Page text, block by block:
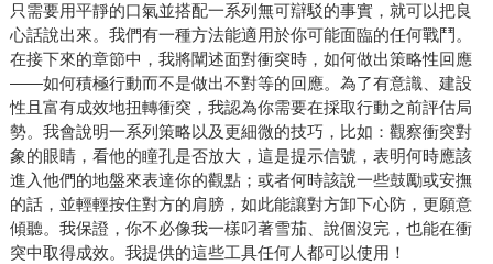
只需要用平靜的口氣並搭配一系列無可辯駁的事實，就可以把良
心話說出來。我們有一種方法能適用於你可能面臨的任何戰鬥。
在接下來的章節中，我將闡述面對衝突時，如何做出策略性回應
——如何積極行動而不是做出不對等的回應。為了有意識、建設
性且富有成效地扭轉衝突，我認為你需要在採取行動之前評估局
勢。我會說明一系列策略以及更細微的技巧，比如：觀察衝突對
象的眼睛，看他的瞳孔是否放大，這是提示信號，表明何時應該
進入他們的地盤來表達你的觀點；或者何時該說一些鼓勵或安撫
的話，並輕輕按住對方的肩膀，如此能讓對方卸下心防，更願意
傾聽。我保證，你不必像我一樣叼著雪茄、說個沒完，也能在衝
突中取得成效。我提供的這些工具任何人都可以使用！